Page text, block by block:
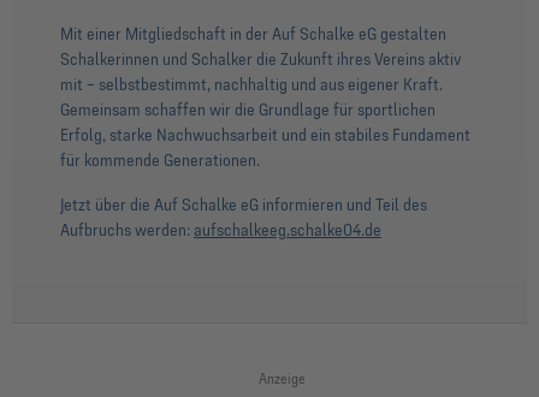
Mit einer Mitgliedschaft in der Auf Schalke eG gestalten
Schalkerinnen und Schalker die Zukunft ihres Vereins aktiv
mit – selbstbestimmt, nachhaltig und aus eigener Kraft.
Gemeinsam schaffen wir die Grundlage für sportlichen
Erfolg, starke Nachwuchsarbeit und ein stabiles Fundament
für kommende Generationen.
Jetzt über die Auf Schalke eG informieren und Teil des
Aufbruchs werden: aufschalkeeg.schalke04.de
Anzeige